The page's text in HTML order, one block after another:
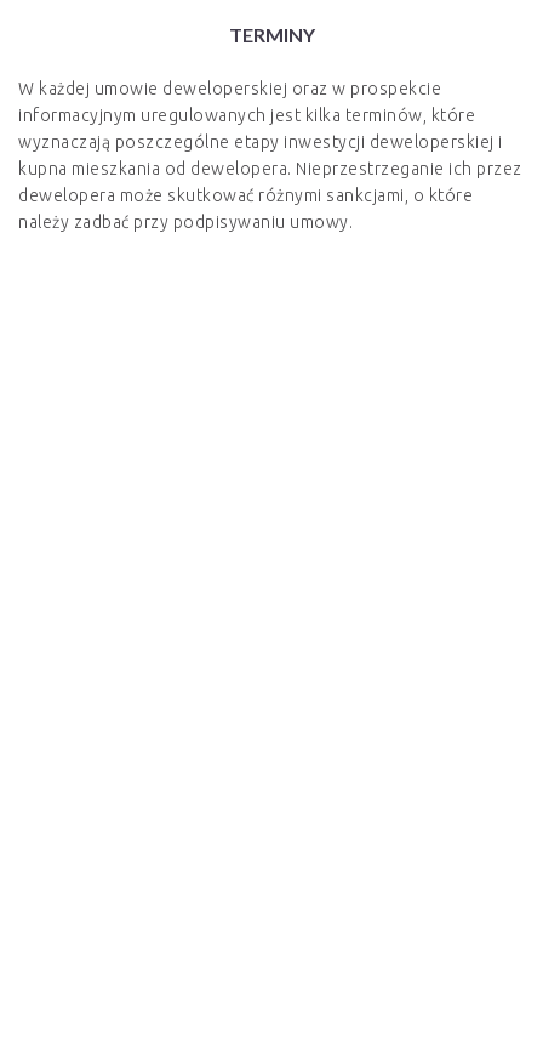
TERMINY
W każdej umowie deweloperskiej oraz w prospekcie
informacyjnym uregulowanych jest kilka terminów, które
wyznaczają poszczególne etapy inwestycji deweloperskiej i
kupna mieszkania od dewelopera. Nieprzestrzeganie ich przez
dewelopera może skutkować różnymi sankcjami, o które
należy zadbać przy podpisywaniu umowy.